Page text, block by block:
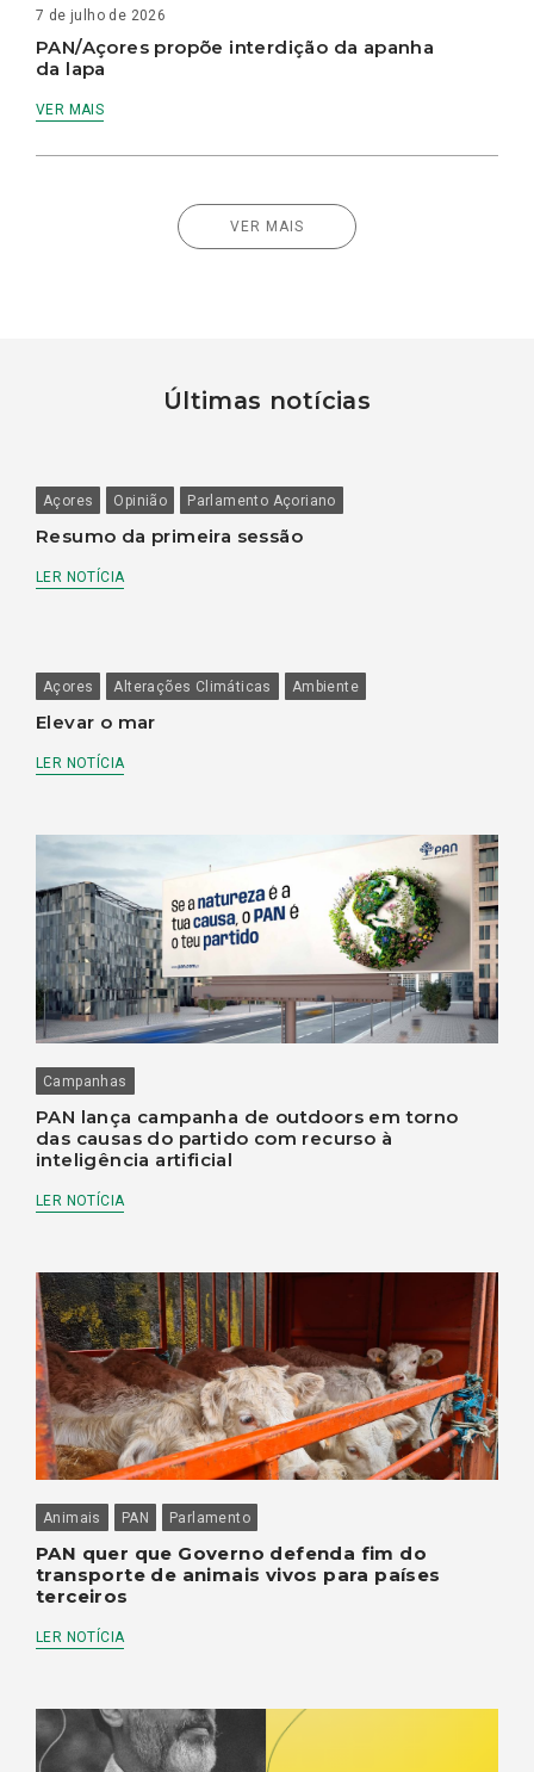
7 de julho de 2026
PAN/Açores propõe interdição da apanha
da lapa
VER MAIS
VER MAIS
Últimas notícias
Açores Opinião Parlamento Açoriano
Resumo da primeira sessão
LER NOTÍCIA
Açores Alterações Climáticas Ambiente
Elevar o mar
LER NOTÍCIA
Campanhas
PAN lança campanha de outdoors em torno
das causas do partido com recurso à
inteligência artificial
LER NOTÍCIA
Animais PAN Parlamento
PAN quer que Governo defenda fim do
transporte de animais vivos para países
terceiros
LER NOTÍCIA